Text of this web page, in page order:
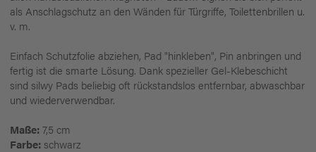
als Anschlagschutz an den Wänden für Türgriffe, Toilettenbrillen u.
v. m.
Einfach Schutzfolie abziehen, Pad "hinkleben", Pin anbringen und
fertig ist die smarte Lösung. Dank spezieller Gel-Klebeschicht
sind silwy Pads beliebig oft rückstandslos entfernbar, abwaschbar
und wiederverwendbar.
Maße: 7,5 cm
Farbe: schwarz